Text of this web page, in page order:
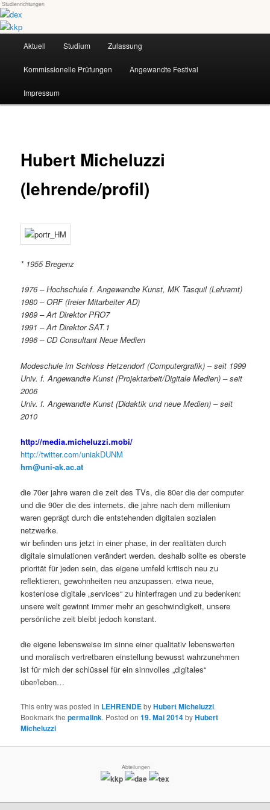
Skip
to
primary
contentdex-kkp
Universität für angewandte Kunst Wien
Studienrichtungen
Aktuell Studium Zulassung
Kommissionelle Prüfungen Angewandte Festival
Impressum
Hubert Micheluzzi
(lehrende/profil)
* 1955 Bregenz
1976 – Hochschule f. Angewandte Kunst, MK Tasquil (Lehramt)
1980 – ORF (freier Mitarbeiter AD)
1989 – Art Direktor PRO7
1991 – Art Direktor SAT.1
1996 – CD Consultant Neue Medien
Modeschule im Schloss Hetzendorf (Computergrafik) – seit 1999
Univ. f. Angewandte Kunst (Projektarbeit/Digitale Medien) – seit
2006
Univ. f. Angewandte Kunst (Didaktik und neue Medien) – seit
2010
http://media.micheluzzi.mobi/
http://twitter.com/uniakDUNM
hm@uni-ak.ac.at
die 70er jahre waren die zeit des TVs, die 80er die der computer
und die 90er die des internets. die jahre nach dem millenium
waren geprägt durch die entstehenden digitalen sozialen
netzwerke.
wir befinden uns jetzt in einer phase, in der realitäten durch
digitale simulationen verändert werden. deshalb sollte es oberste
priorität für jeden sein, das eigene umfeld kritisch neu zu
reflektieren, gewohnheiten neu anzupassen. etwa neue,
kostenlose digitale „services“ zu hinterfragen und zu bedenken:
unsere welt gewinnt immer mehr an geschwindigkeit, unsere
persönliche zeit bleibt jedoch konstant.
die eigene lebensweise im sinne einer qualitativ lebenswerten
und moralisch vertretbaren einstellung bewusst wahrzunehmen
ist für mich der schlüssel für ein sinnvolles „digitales“
über/leben…
This entry was posted in LEHRENDEbyHubert Micheluzzi.
Bookmark thepermalink. Posted on19. Mai 2014byHubert
Micheluzzi
Abteilungen